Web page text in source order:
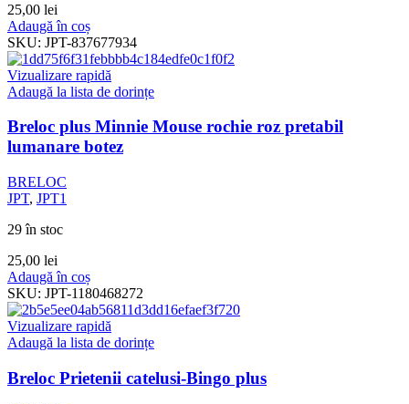
25,00 lei
Adaugă în coș
SKU: JPT-837677934
Vizualizare rapidă
Adaugă la lista de dorințe
Breloc plus Minnie Mouse rochie roz pretabil
lumanare botez
BRELOC
JPT, JPT1
29 în stoc
25,00 lei
Adaugă în coș
SKU: JPT-1180468272
Vizualizare rapidă
Adaugă la lista de dorințe
Breloc Prietenii catelusi-Bingo plus